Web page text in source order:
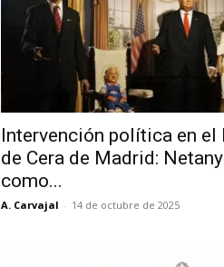
Intervención política en el
de Cera de Madrid:
como...
A. Carvajal - 14 de octubre de 2025